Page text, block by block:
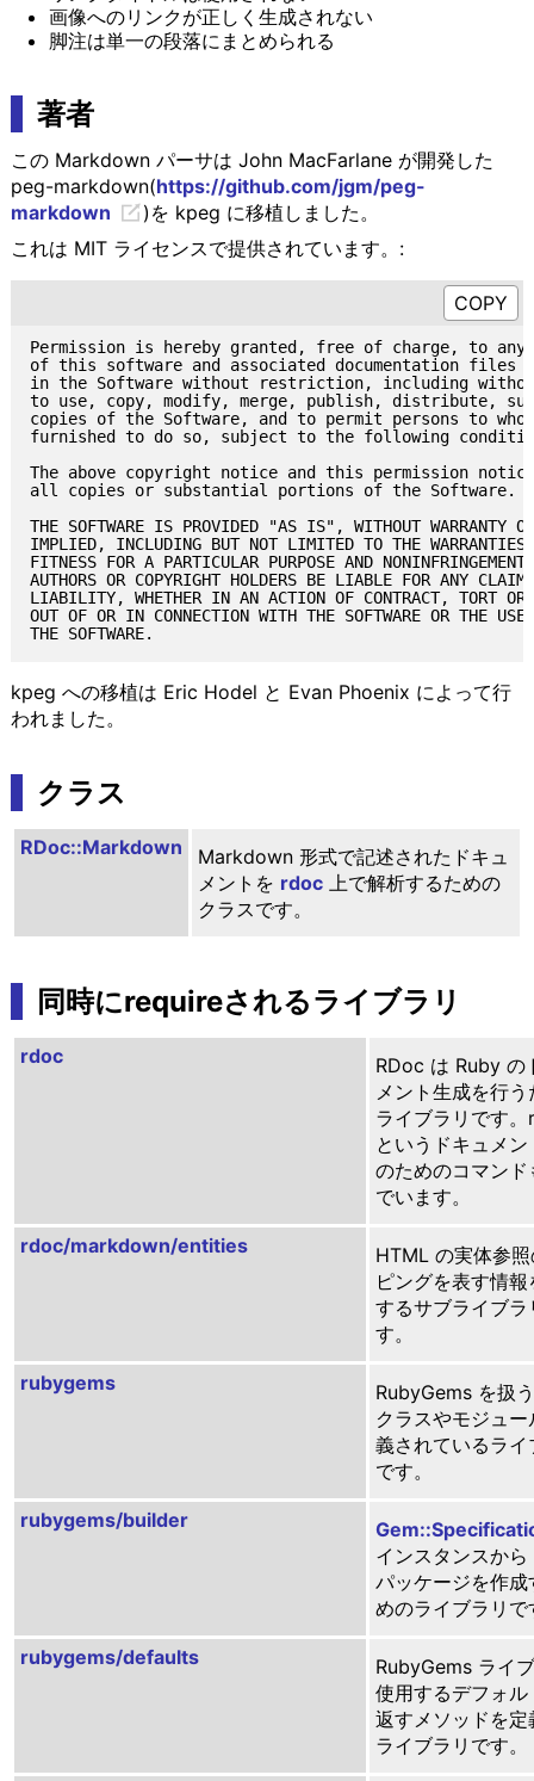
画像へのリンクが正しく生成されない
脚注は単一の段落にまとめられる
著者
この Markdown パーサは John MacFarlane が開発した
peg-markdown(https://github.com/jgm/peg-
markdown
)を kpeg に移植しました。
これは MIT ライセンスで提供されています。:
Permission is hereby granted, free of charge, to any
of this software and associated documentation
in the Software without restriction, including
to use, copy, modify, merge, publish, distribute,
copies of the Software, and to permit persons to
furnished to do so, subject to the following
The above copyright notice and this permission
all copies or substantial portions of the Software.
THE SOFTWARE IS PROVIDED "AS IS", WITHOUT WARRANTY
IMPLIED, INCLUDING BUT NOT LIMITED TO THE WARRANTIES
FITNESS FOR A PARTICULAR PURPOSE AND
AUTHORS OR COPYRIGHT HOLDERS BE LIABLE FOR ANY CLAIM,
LIABILITY, WHETHER IN AN ACTION OF CONTRACT, TORT OR
OUT OF OR IN CONNECTION WITH THE SOFTWARE OR THE
kpeg への移植は Eric Hodel と Evan Phoenix によって行
われました。
クラス
RDoc::Markdown
Markdown 形式で記述されたドキュ
メントを rdoc上で解析するための
クラスです。
同時にrequireされるライブラリ
rdoc
RDoc は Ruby の
メント生成を行う
ライブラリです
というドキュメン
のためのコマンド
でいます。
rdoc/markdown/entities
HTML の実体参
ピングを表す情報
するサブライブラ
す。
rubygems
RubyGems を扱
クラスやモジュー
義されているライ
です。
rubygems/builder
インスタンスから
パッケージを作成
めのライブラリで
rubygems/defaults
RubyGems ライ
使用するデフォル
返すメソッドを定
ライブラリです。